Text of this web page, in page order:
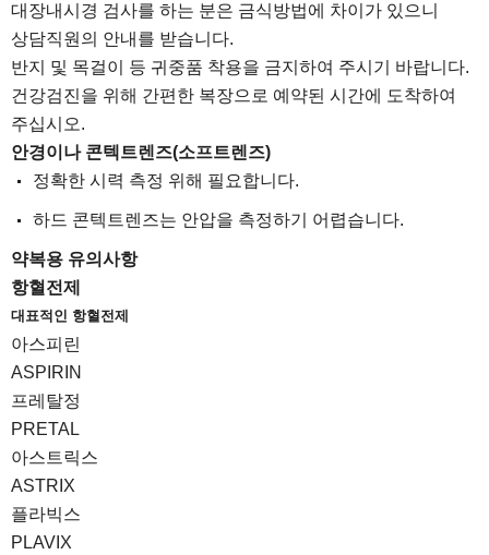
대장내시경 검사를 하는 분은 금식방법에 차이가 있으니
상담직원의 안내를 받습니다.
반지 및 목걸이 등 귀중품 착용을 금지하여 주시기 바랍니다.
건강검진을 위해 간편한 복장으로 예약된 시간에 도착하여
주십시오.
안경이나 콘텍트렌즈(소프트렌즈)
정확한 시력 측정 위해 필요합니다.
하드 콘텍트렌즈는 안압을 측정하기 어렵습니다.
약복용 유의사항
항혈전제
대표적인 항혈전제
아스피린
ASPIRIN
프레탈정
PRETAL
아스트릭스
ASTRIX
플라빅스
PLAVIX